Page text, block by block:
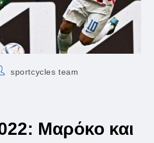
sportcycles team
Μαρόκο και